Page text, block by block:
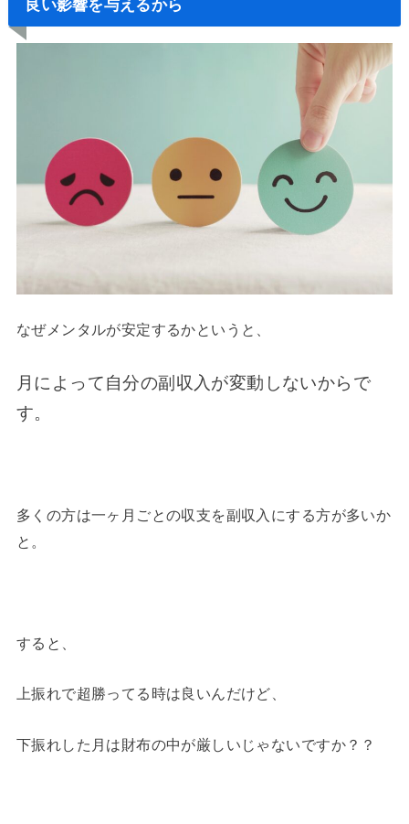
良い影響を与えるから
なぜメンタルが安定するかというと、
月によって自分の副収入が変動しないからで
す。
多くの方は一ヶ月ごとの収支を副収入にする方が多いか
と。
すると、
上振れで超勝ってる時は良いんだけど、
下振れした月は財布の中が厳しいじゃないですか？？